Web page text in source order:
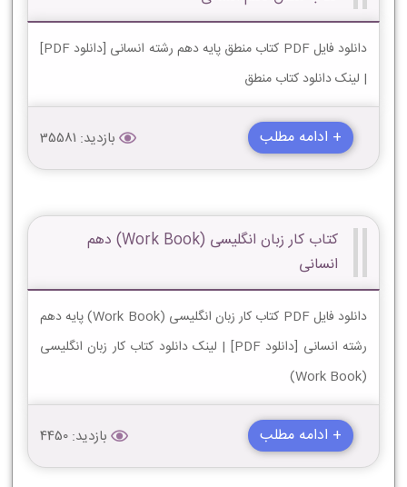
دانلود فایل PDF کتاب منطق پایه دهم رشته انسانی [دانلود PDF]
| لینک دانلود کتاب منطق
+ ادامه مطلب بازدید: 35581
کتاب کار زبان انگلیسی (Work Book) دهم
انسانی
دانلود فایل PDF کتاب کار زبان انگلیسی (Work Book) پایه دهم
رشته انسانی [دانلود PDF] | لینک دانلود کتاب کار زبان انگلیسی
(Work Book)
+ ادامه مطلب بازدید: 4450